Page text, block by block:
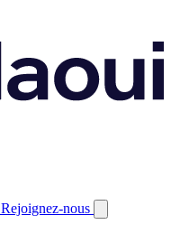
Rejoignez-nous